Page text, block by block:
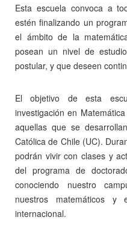
Esta escuela convoca a
estén finalizando un
el ámbito de la
posean un nivel de
postular, y que deseen
El objetivo de esta
investigación en
aquellas que se
Católica de Chile (UC).
podrán vivir con clases y
del programa de
conociendo nuestro
nuestros matemáticos y
internacional.